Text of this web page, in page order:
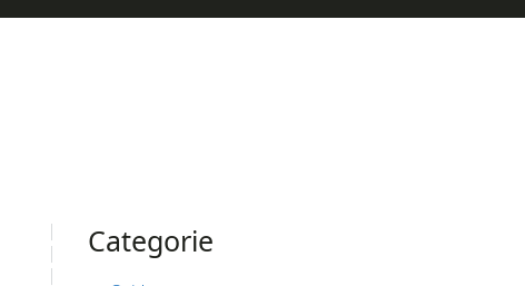
sidebar
Blog
Categorie